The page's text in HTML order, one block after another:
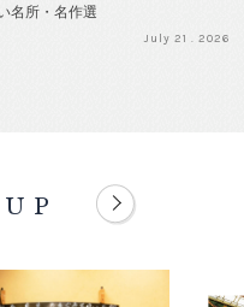
名所・名作選
July 21 . 2026